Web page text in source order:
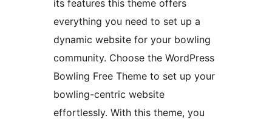
its features this theme offers
everything you need to set up a
dynamic website for your bowling
community. Choose the WordPress
Bowling Free Theme to set up your
bowling-centric website
effortlessly. With this theme, you